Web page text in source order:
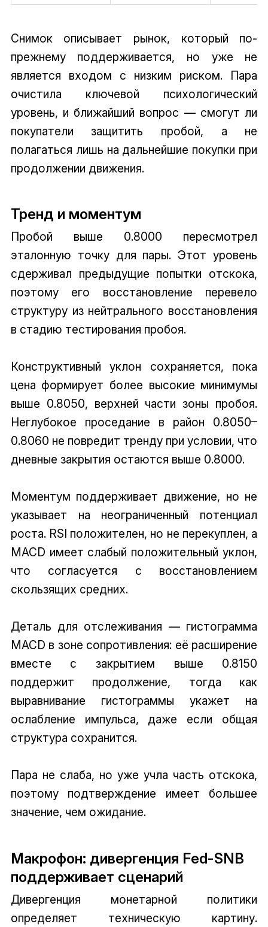
Снимок описывает рынок, который по-
прежнему поддерживается, но уже не
является входом с низким риском. Пара
очистила ключевой психологический
уровень, и ближайший вопрос — смогут ли
покупатели защитить пробой, а не
полагаться лишь на дальнейшие покупки при
продолжении движения.
Тренд и моментум
Пробой выше 0.8000 пересмотрел
эталонную точку для пары. Этот уровень
сдерживал предыдущие попытки отскока,
поэтому его восстановление перевело
структуру из нейтрального восстановления
в стадию тестирования пробоя.
Конструктивный уклон сохраняется, пока
цена формирует более высокие минимумы
выше 0.8050, верхней части зоны пробоя.
Неглубокое проседание в район 0.8050–
0.8060 не повредит тренду при условии, что
дневные закрытия остаются выше 0.8000.
Моментум поддерживает движение, но не
указывает на неограниченный потенциал
роста. RSI положителен, но не перекуплен, а
MACD имеет слабый положительный уклон,
что согласуется с восстановлением
скользящих средних.
Деталь для отслеживания — гистограмма
MACD в зоне сопротивления: её расширение
вместе с закрытием выше 0.8150
поддержит продолжение, тогда как
выравнивание гистограммы укажет на
ослабление импульса, даже если общая
структура сохранится.
Пара не слаба, но уже учла часть отскока,
поэтому подтверждение имеет большее
значение, чем ожидание.
Макрофон: дивергенция Fed-SNB
поддерживает сценарий
Дивергенция монетарной политики
определяет техническую картину.